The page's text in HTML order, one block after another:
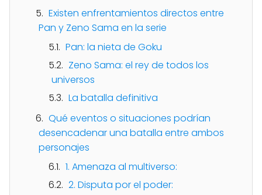
Existen enfrentamientos directos entre
Pan y Zeno Sama en la serie
Pan: la nieta de Goku
Zeno Sama: el rey de todos los
universos
La batalla definitiva
Qué eventos o situaciones podrían
desencadenar una batalla entre ambos
personajes
1. Amenaza al multiverso:
2. Disputa por el poder: